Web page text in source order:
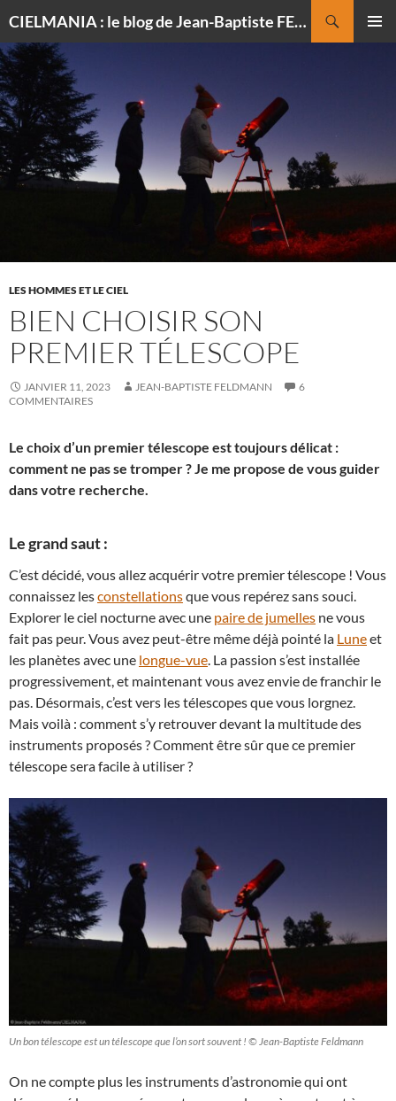
CIELMANIA : le blog de Jean-Baptiste FELDMANN, photographe du ciel
AU
CONTENU
LES HOMMES ET LE CIEL
BIEN CHOISIR SON
PREMIER TÉLESCOPE
JANVIER 11, 2023 JEAN-BAPTISTE FELDMANN
6
COMMENTAIRES
Le choix d’un premier télescope est toujours délicat :
comment ne pas se tromper ? Je me propose de vous guider
dans votre recherche.
Le grand saut :
C’est décidé, vous allez acquérir votre premier télescope ! Vous
connaissez lesconstellationsque vous repérez sans souci.
Explorer le ciel nocturne avec une paire de jumelles ne vous
fait pas peur. Vous avez peut-être même déjà pointé la Luneet
les planètes avec une longue-vue. La passion s’est installée
progressivement, et maintenant vous avez envie de franchir le
pas. Désormais, c’est vers les télescopes que vous lorgnez.
Mais voilà : comment s’y retrouver devant la multitude des
instruments proposés ? Comment être sûr que ce premier
télescope sera facile à utiliser ?
Un bon télescope est un télescope que l’on sort souvent ! © Jean-Baptiste Feldmann
On ne compte plus les instruments d’astronomie qui ont